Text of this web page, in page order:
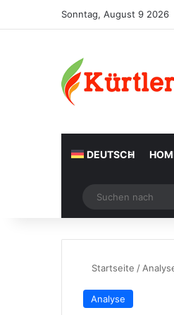
Sonntag, August 9 2026
DEUTSCH
Zufälliger Artikel
Startseite /
Analyse